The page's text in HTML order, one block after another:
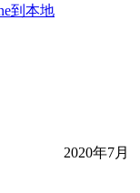
到本地
2020年7月